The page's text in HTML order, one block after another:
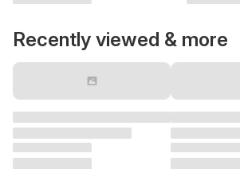
Recently viewed & more